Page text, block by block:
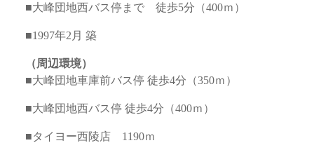
■大峰団地西バス停まで 徒歩5分（400ｍ）
■1997年2月 築
（周辺環境）
■大峰団地車庫前バス停 徒歩4分（350ｍ）
■大峰団地西バス停 徒歩4分（400ｍ）
■タイヨー西陵店 1190ｍ